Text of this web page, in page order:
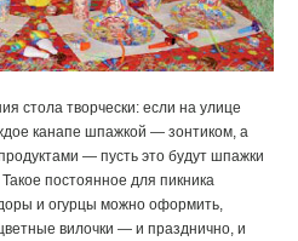
стола творчески: если на улице
канапе шпажкой — зонтиком, а
— пусть это будут шпажки
постоянное для пикника
и огурцы можно оформить,
вилочки — и празднично, и